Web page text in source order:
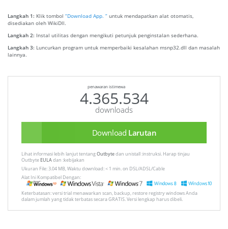
Langkah 1: Klik tombol “Download App. ” untuk mendapatkan alat otomatis,
disediakan oleh WikiDll.
Langkah 2: Instal utilitas dengan mengikuti petunjuk penginstalan sederhana.
Langkah 3: Luncurkan program untuk memperbaiki kesalahan msnp32.dll dan masalah
lainnya.
penawaran istimewa
4.365.534
downloads
Download Larutan
Lihat informasi lebih lanjut tentangOutbytedan unistall :instruksi. Harap tinjau
Outbyte EULAdan :kebijakan
Ukuran File: 3.04 MB, Waktu download: < 1 min. on DSL/ADSL/Cable
Alat Ini Kompatibel Dengan:
Keterbatasan: versi trial menawarkan scan, backup, restore registry windows Anda
dalam jumlah yang tidak terbatas secara GRATIS. Versi lengkap harus dibeli.